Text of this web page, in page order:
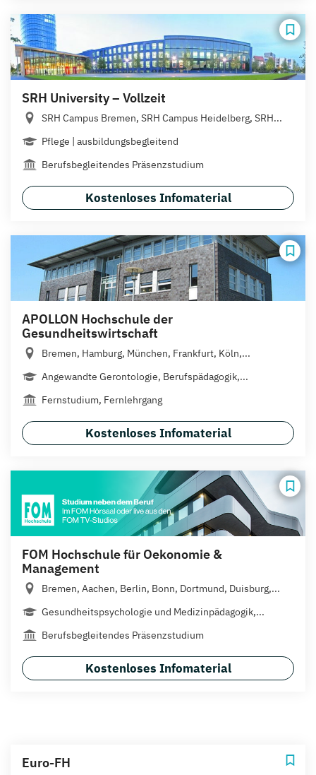
SRH University – Vollzeit
SRH Campus Bremen, SRH Campus Heidelberg, SRH...
Pflege | ausbildungsbegleitend
Berufsbegleitendes Präsenzstudium
Kostenloses Infomaterial
APOLLON Hochschule der
Gesundheitswirtschaft
Bremen, Hamburg, München, Frankfurt, Köln,...
Angewandte Gerontologie, Berufspädagogik,...
Fernstudium, Fernlehrgang
Kostenloses Infomaterial
FOM Hochschule für Oekonomie &
Management
Bremen, Aachen, Berlin, Bonn, Dortmund, Duisburg,...
Gesundheitspsychologie und Medizinpädagogik,...
Berufsbegleitendes Präsenzstudium
Kostenloses Infomaterial
Euro-FH